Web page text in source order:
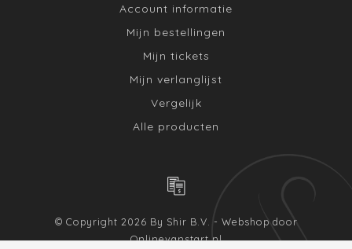
Account informatie
Mijn bestellingen
Mijn tickets
Mijn verlanglijst
Vergelijk
Alle producten
© Copyright 2026 By Shir B.V. - Webshop door
Onlinevanstart.nl